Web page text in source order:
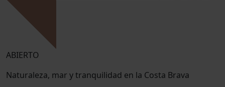
ABIERTO
Naturaleza, mar y tranquilidad en la Costa Brava